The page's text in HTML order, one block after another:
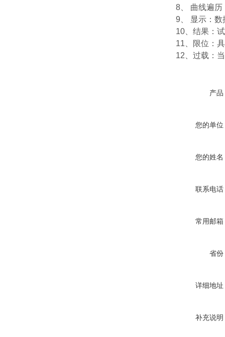
8、 曲线遍历：
9、 显示：数
10、结果：试
11、限位：具
12、过载：当
产品
您的单位
您的姓名
联系电话
常用邮箱
省份
详细地址
补充说明